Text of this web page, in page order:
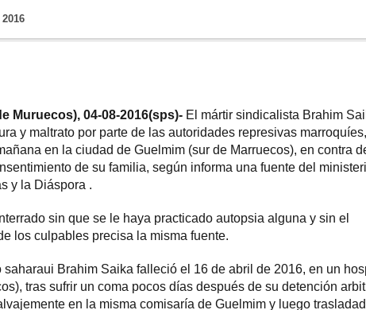
Muruecos), 04-08-2016(sps)- El mártir sindicalista Brahim
y maltrato por parte de las autoridades represivas
en la ciudad de Guelmim (sur de Marruecos), en contra
de su familia, según informa una fuente del
y la Diáspora .
sin que se le haya practicado autopsia alguna y sin el
los culpables precisa la misma fuente.
saharaui Brahim Saika falleció el 16 de abril de 2016, en un
tras sufrir un coma pocos días después de su detención
en la misma comisaría de Guelmim y luego